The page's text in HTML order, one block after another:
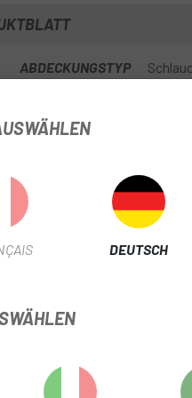
ABDECKUNGSTYP
Noppen sind dicht
erhöht die
besonders bei
DEUTSCH